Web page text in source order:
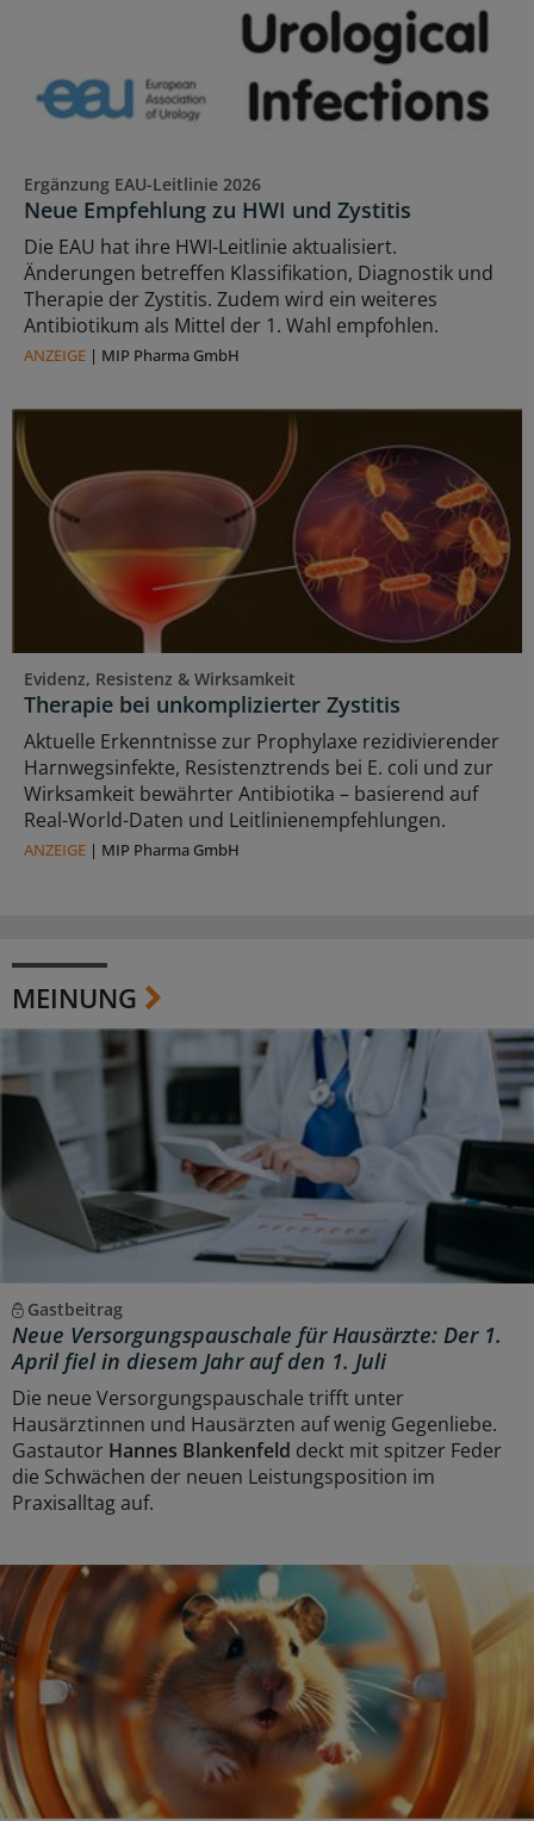
Ergänzung EAU-Leitlinie 2026
Neue Empfehlung zu HWI und Zystitis
Die EAU hat ihre HWI-Leitlinie aktualisiert.
Änderungen betreffen Klassifikation, Diagnostik und
Therapie der Zystitis. Zudem wird ein weiteres
Antibiotikum als Mittel der 1. Wahl empfohlen.
ANZEIGE | MIP Pharma GmbH
Evidenz, Resistenz & Wirksamkeit
Therapie bei unkomplizierter Zystitis
Aktuelle Erkenntnisse zur Prophylaxe rezidivierender
Harnwegsinfekte, Resistenztrends bei E. coli und zur
Wirksamkeit bewährter Antibiotika – basierend auf
Real-World-Daten und Leitlinienempfehlungen.
ANZEIGE | MIP Pharma GmbH
MEINUNG
Gastbeitrag
Neue Versorgungspauschale für Hausärzte: Der 1.
April fiel in diesem Jahr auf den 1. Juli
Die neue Versorgungspauschale trifft unter
Hausärztinnen und Hausärzten auf wenig Gegenliebe.
Gastautor Hannes Blankenfeld deckt mit spitzer Feder
die Schwächen der neuen Leistungsposition im
Praxisalltag auf.